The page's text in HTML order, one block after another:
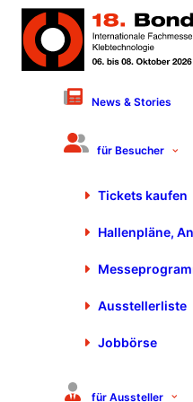
News & Stories
für Besucher
Tickets kaufen
Hallenpläne,
Ausstellerliste
Jobbörse
für Aussteller
Motek/
Countdown